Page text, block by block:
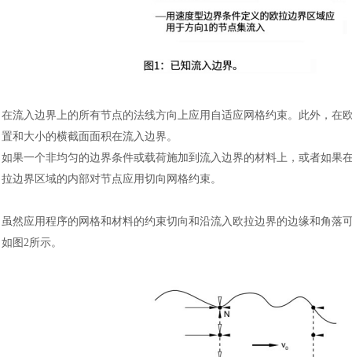
在流入边界上的所有节点的法线方向上应用自适应网格约束。此外，
置和大小的横截面面积在流入边界。
如果一个非均匀的边界条件或载荷施加到流入边界的材料上，或者如
拉边界区域的内部对节点应用切向网格约束。
虽然应用程序的网格和材料的约束切向和沿流入欧拉边界的边缘和角
如图 2所示。